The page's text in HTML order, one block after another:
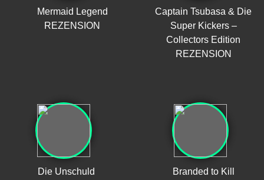
Mermaid Legend
REZENSION
Captain Tsubasa & Die
Super Kickers –
Collectors Edition
REZENSION
Die Unschuld
Branded to Kill